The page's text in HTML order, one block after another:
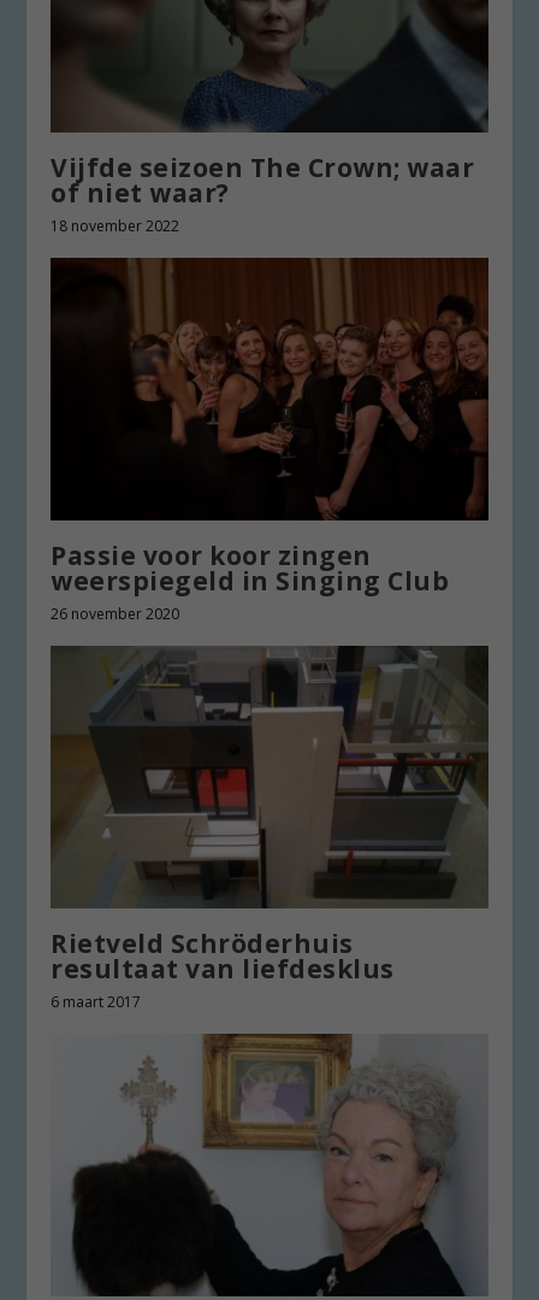
Vijfde seizoen The Crown; waar
of niet waar?
18 november 2022
Passie voor koor zingen
weerspiegeld in Singing Club
26 november 2020
Rietveld Schröderhuis
resultaat van liefdesklus
6 maart 2017